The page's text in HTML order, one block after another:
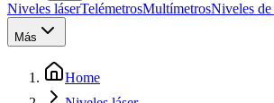
Niveles láserTelémetrosMultímetrosNiveles
Más
Home